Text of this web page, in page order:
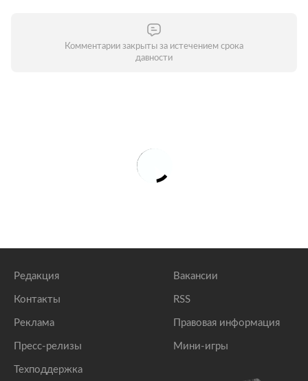
Комментарии закрыты за истечением срока
давности
Редакция
Контакты
Реклама
Пресс-релизы
Техподдержка
Вакансии
RSS
Правовая информация
Мини-игры